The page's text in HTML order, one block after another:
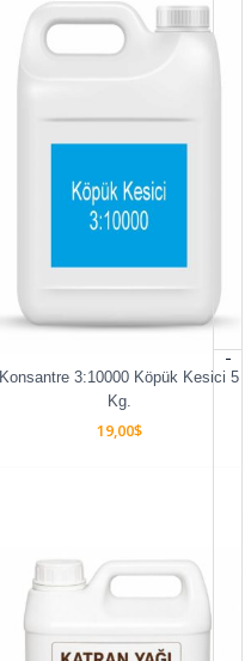
-
Konsantre 3:10000 Köpük Kesici 5
Kg.
19,00$